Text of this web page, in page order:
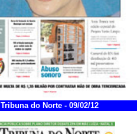
Tribuna do Norte - 09/02/12